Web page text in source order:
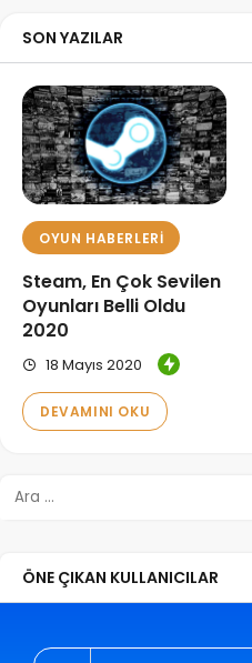
SON YAZILAR
OYUN HABERLERI
Steam, En Çok Sevilen
Oyunları Belli Oldu
2020
18 Mayıs 2020
DEVAMINI OKU
ÖNE ÇIKAN KULLANICILAR